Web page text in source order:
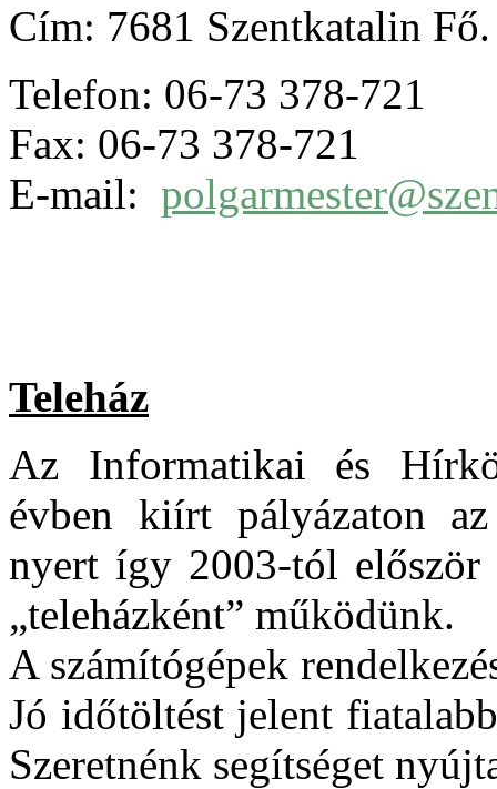
Cím: 7681 Szentkatalin
Telefon: 06-73 378-721
Fax: 06-73 378-721
E-mail:
Teleház
Az Informatikai és
évben kiírt pályázaton az
nyert így 2003-tól
„teleházként” működünk.
A számítógépek
Jó időtöltést jelent
Szeretnénk segítséget